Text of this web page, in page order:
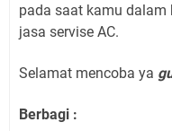
pada saat kamu dalam
jasa servise AC.
Selamat mencoba ya
Berbagi :